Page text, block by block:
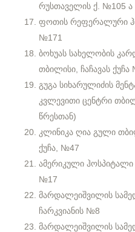
რუსთაველის ქ. №105 ა
ფოთის რეფერალური
№171
ბოხუას სახელობის
თბილისი, ჩაჩავას ქუჩა
გუგა სიხარულიძის
კვლევითი ცენტრი
წრესთან)
კლინიკა ღია გული
ქუჩა, №47
ამერიკული ჰოსპიტალი
№17
მარდალეიშვილის
ჩარკვიანის №8
მარდალეიშვილის